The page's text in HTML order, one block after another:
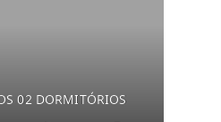
02 DORMITÓRIOS